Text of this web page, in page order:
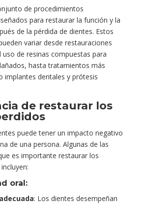
de procedimientos
para restaurar la función y la
de la pérdida de dientes. Estos
variar desde restauraciones
de resinas compuestas para
hasta tratamientos más
implantes dentales y prótesis
de restaurar los
puede tener un impacto negativo
de una persona. Algunas de las
es importante restaurar los
oral:
: Los dientes desempeñan